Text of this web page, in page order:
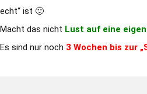
echt“ ist 🙂
Macht das nicht Lust auf eine
Es sind nur noch 3 Wochen bis zur